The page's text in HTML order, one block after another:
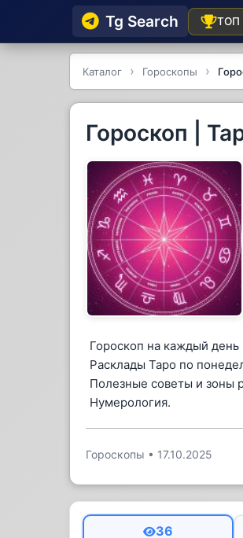
Tg Searсh ТОП
Каталог Гороскопы
Гороскоп |
Гороскоп на каждый день
Расклады Таро по
Полезные советы и зоны
Нумерология.
Гороскопы • 17.10.2025
36